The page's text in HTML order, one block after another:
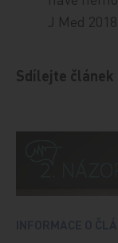
J Med
Sdílejte článek